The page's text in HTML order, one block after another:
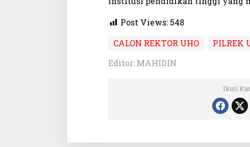
Post Views: 548
CALON REKTOR UHO
PILREK
Editor: MAHIDIN
Ikuti